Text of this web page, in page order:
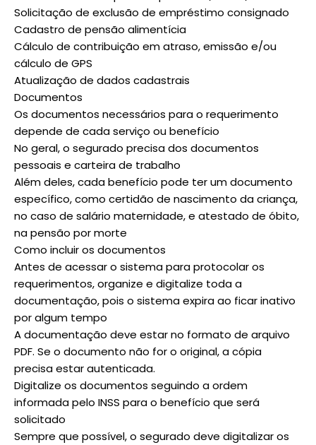
Solicitação de exclusão de empréstimo consignado
Cadastro de pensão alimentícia
Cálculo de contribuição em atraso, emissão e/ou
cálculo de GPS
Atualização de dados cadastrais
Documentos
Os documentos necessários para o requerimento
depende de cada serviço ou benefício
No geral, o segurado precisa dos documentos
pessoais e carteira de trabalho
Além deles, cada benefício pode ter um documento
específico, como certidão de nascimento da criança,
no caso de salário maternidade, e atestado de óbito,
na pensão por morte
Como incluir os documentos
Antes de acessar o sistema para protocolar os
requerimentos, organize e digitalize toda a
documentação, pois o sistema expira ao ficar inativo
por algum tempo
A documentação deve estar no formato de arquivo
PDF. Se o documento não for o original, a cópia
precisa estar autenticada.
Digitalize os documentos seguindo a ordem
informada pelo INSS para o benefício que será
solicitado
Sempre que possível, o segurado deve digitalizar os